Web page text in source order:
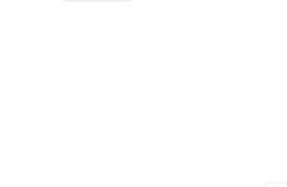
de frescor que revigora os sentidos.